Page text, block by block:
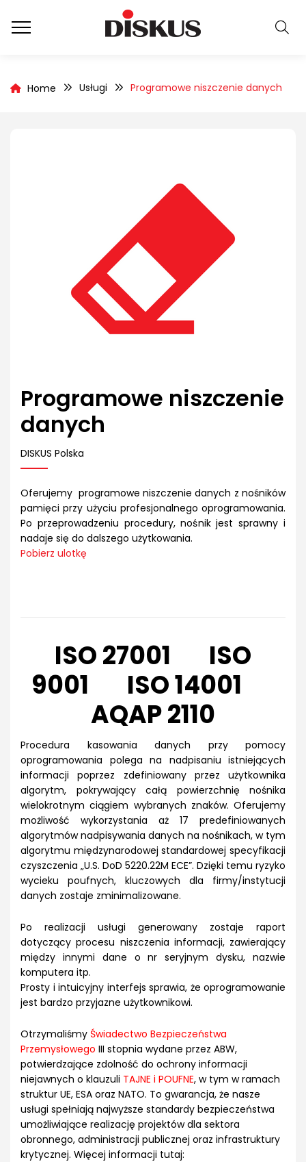
Home Usługi Programowe niszczenie danych
Programowe niszczenie
danych
DISKUS Polska
Oferujemy programowe niszczenie danych z nośników
pamięci przy użyciu profesjonalnego oprogramowania.
Po przeprowadzeniu procedury, nośnik jest sprawny i
nadaje się do dalszego użytkowania.
Pobierz ulotkę
ISO 27001 ISO
9001 ISO 14001
AQAP 2110
Procedura kasowania danych przy pomocy
oprogramowania polega na nadpisaniu istniejących
informacji poprzez zdefiniowany przez użytkownika
algorytm, pokrywający całą powierzchnię nośnika
wielokrotnym ciągiem wybranych znaków. Oferujemy
możliwość wykorzystania aż 17 predefiniowanych
algorytmów nadpisywania danych na nośnikach, w tym
algorytmu międzynarodowej standardowej specyfikacji
czyszczenia „U.S. DoD 5220.22M ECE”. Dzięki temu ryzyko
wycieku poufnych, kluczowych dla firmy/instytucji
danych zostaje zminimalizowane.
Po realizacji usługi generowany zostaje raport
dotyczący procesu niszczenia informacji, zawierający
między innymi dane o nr seryjnym dysku, nazwie
komputera itp.
Prosty i intuicyjny interfejs sprawia, że oprogramowanie
jest bardzo przyjazne użytkownikowi.
Otrzymaliśmy Świadectwo Bezpieczeństwa
Przemysłowego III stopnia wydane przez ABW,
potwierdzające zdolność do ochrony informacji
niejawnych o klauzuli TAJNE i POUFNE, w tym w ramach
struktur UE, ESA oraz NATO. To gwarancja, że nasze
usługi spełniają najwyższe standardy bezpieczeństwa
umożliwiające realizację projektów dla sektora
obronnego, administracji publicznej oraz infrastruktury
krytycznej. Więcej informacji tutaj: